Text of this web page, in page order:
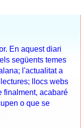
En aquest diari
següents temes
l'actualitat a
llocs webs
finalment, acabaré
o que se